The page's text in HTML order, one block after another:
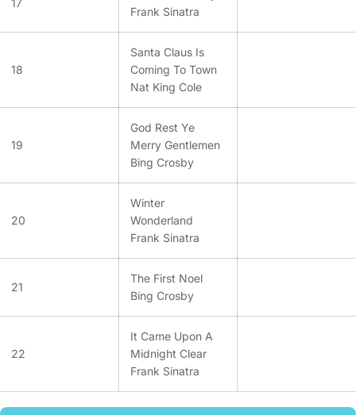
17
Frank Sinatra
18
Santa Claus Is
Coming To Town
Nat King Cole
19
God Rest Ye
Merry Gentlemen
Bing Crosby
20
Winter
Wonderland
Frank Sinatra
21
The First Noel
Bing Crosby
22
It Came Upon A
Midnight Clear
Frank Sinatra